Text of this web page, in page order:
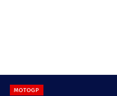
MOTOGP